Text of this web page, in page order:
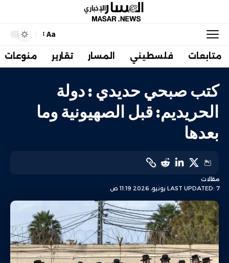
Aa
متابعات فلسطيني المسار تقارير منوعات
كتب صبحي حديدي : دولة
الحريديم: قبل الصهيونية وما
بعدها
LAST UPDATED: 7 يونيو، 2026 11:19 ص
مقالات